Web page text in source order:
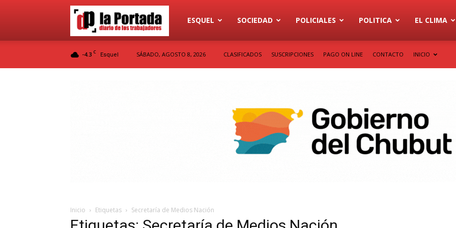
Diario
ESQUEL SOCIEDAD POLICIALES POLITICA EL CLIMA
-4.3 C Esquel SÁBADO, AGOSTO 8, 2026 CLASIFICADOS SUSCRIPCIONES PAGO ON LINE CONTACTO INICIO
Inicio Etiquetas Secretaría de Medios Nación